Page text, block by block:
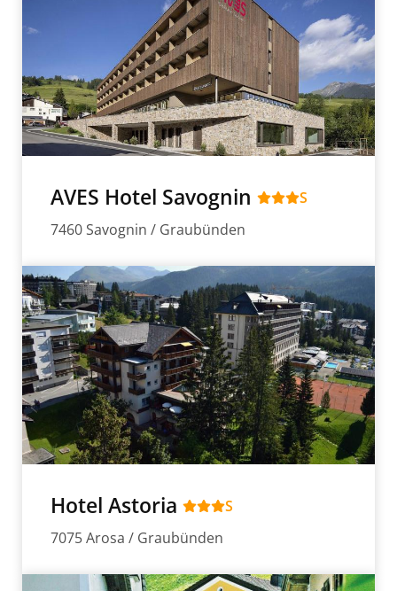
AVES Hotel Savognin
S
7460 Savognin / Graubünden
Hotel Astoria
S
7075 Arosa / Graubünden